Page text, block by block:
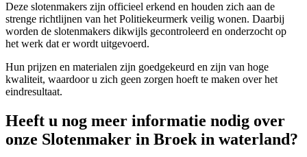
Deze slotenmakers zijn officieel erkend en houden zich aan de
strenge richtlijnen van het Politiekeurmerk veilig wonen. Daarbij
worden de slotenmakers dikwijls gecontroleerd en onderzocht op
het werk dat er wordt uitgevoerd.
Hun prijzen en materialen zijn goedgekeurd en zijn van hoge
kwaliteit, waardoor u zich geen zorgen hoeft te maken over het
eindresultaat.
Heeft u nog meer informatie nodig over
onze Slotenmaker in Broek in waterland?